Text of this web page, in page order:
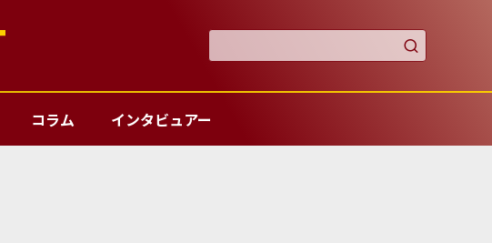

コラム インタビュアー